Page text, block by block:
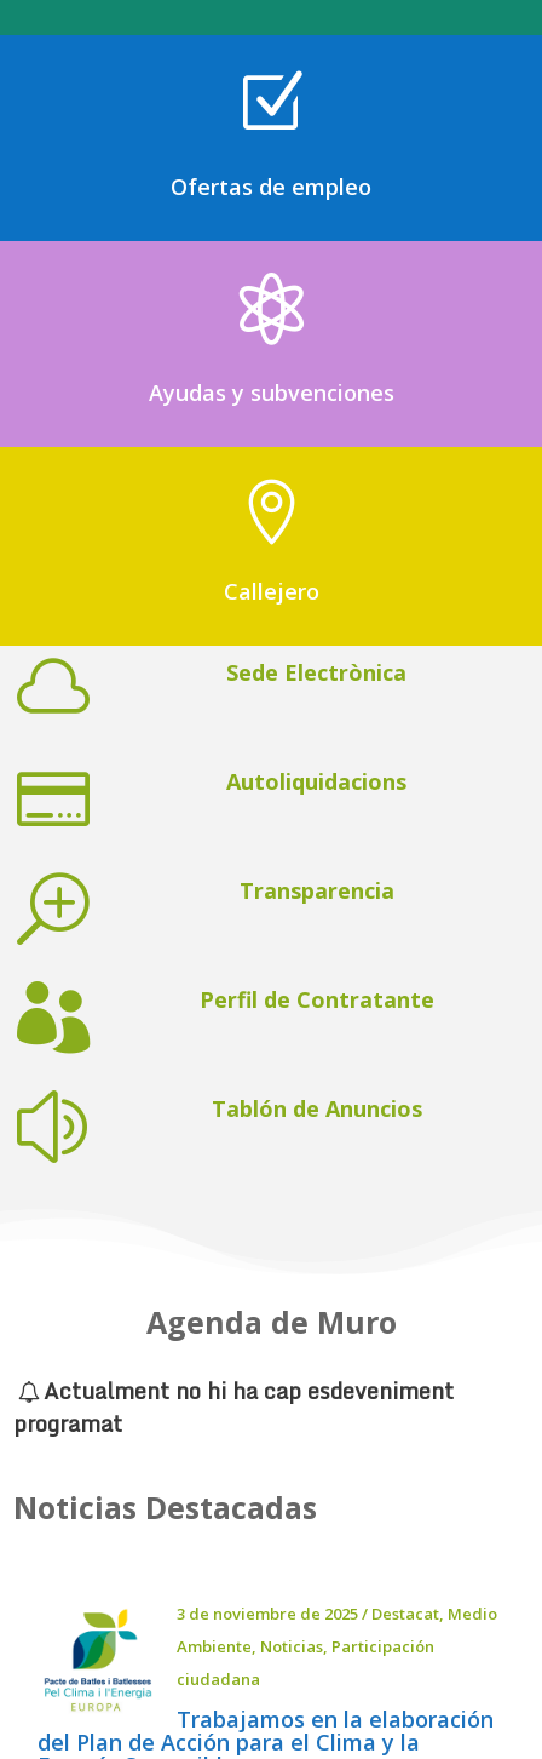
Z
Ofertas de empleo

Ayudas y subvenciones

Callejero
 Sede Electrònica
 Autoliquidacions
T Transparencia
 Perfil de Contratante
z Tablón de Anuncios
Agenda de Muro
Actualment no hi ha cap esdeveniment
programat
Noticias Destacadas
3 de noviembre de 2025/ Destacat, Medio
Ambiente, Noticias, Participación
ciudadana
Trabajamos en la elaboración
del Plan de Acción para el Clima y la